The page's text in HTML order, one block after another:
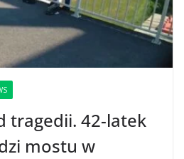
tragedii. 42-latek
mostu w